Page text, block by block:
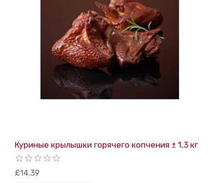
Куриные крылышки горячего копчения ± 1,3 кг
£14.39